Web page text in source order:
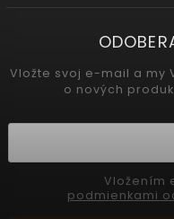
Vložte svoj e-mail a my
o nových
podmienkami